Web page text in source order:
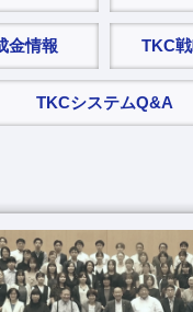
金情報 TKC
TKCシステムQ&A